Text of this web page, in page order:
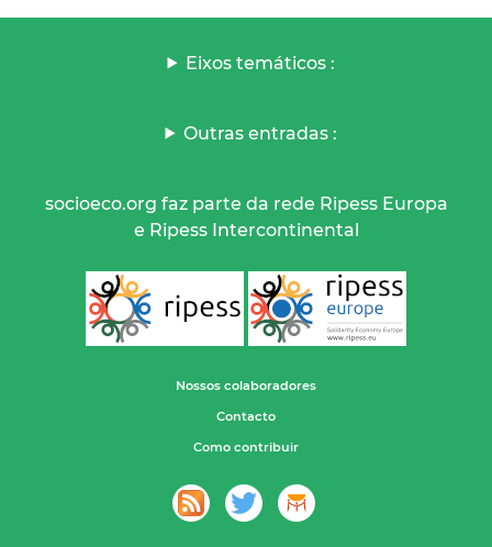
Eixos temáticos :
Outras entradas :
socioeco.org faz parte da rede Ripess Europa
e Ripess Intercontinental
Nossos colaboradores
Contacto
Como contribuir